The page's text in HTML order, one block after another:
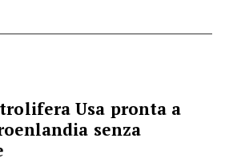
Usa pronta a
senza